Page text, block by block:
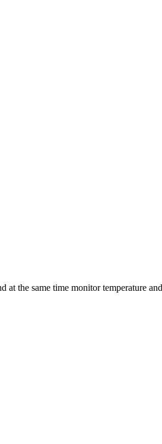
at the same time monitor temperature